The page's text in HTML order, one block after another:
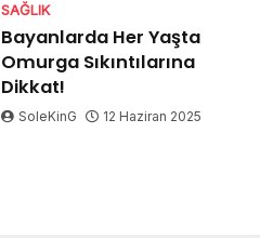
SAĞLIK
Bayanlarda Her Yaşta
Omurga Sıkıntılarına
Dikkat!
SoleKinG 12 Haziran 2025